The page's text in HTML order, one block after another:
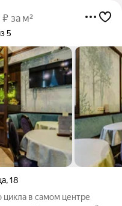
₽ за м²
5
,18
цикла в самом центре